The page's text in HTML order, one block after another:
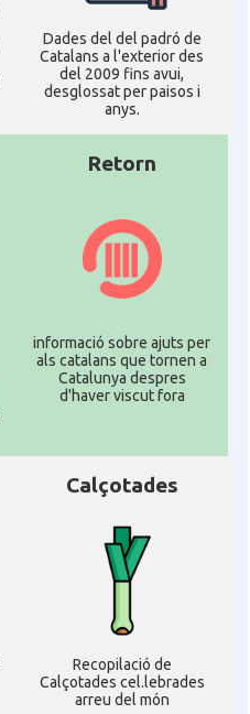
Dades del del padró de
Catalans a l'exterior des
del 2009 fins avui,
desglossat per paisos i
anys.
Retorn
informació sobre ajuts per
als catalans que tornen a
Catalunya despres
d'haver viscut fora
Calçotades
Recopilació de
Calçotades cel.lebrades
arreu del món